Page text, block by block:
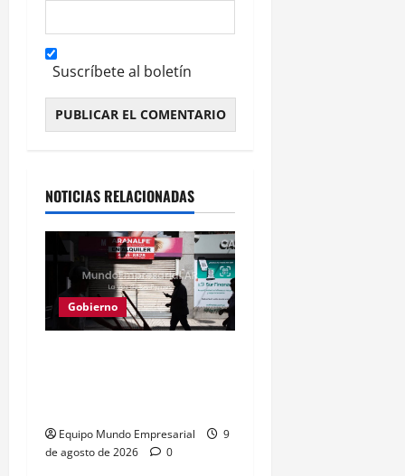
Suscríbete al boletín
NOTICIAS RELACIONADAS
Gobierno
Equipo Mundo Empresarial
9
de agosto de 2026
0